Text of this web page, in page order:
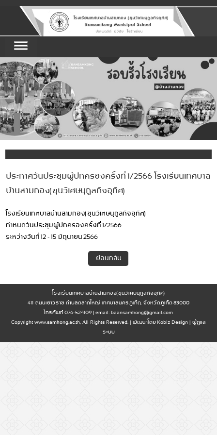
ประกาศวันประชุมผู้ปกครองครั้งที่ 1/2566 โรงเรียนเทศบาล
บ้านสามกอง(ขุนวิเศษนุกูลกิจอุทิศ)
โรงเรียนเทศบาลบ้านสามกอง(ขุนวิเศษนุกูลกิจอุทิศ)
กำหนดวันประชุมผู้ปกครองครั้งที่ 1/2566
ระหว่างวันที่ 12 - 15 มิถุนายน 2566
ย้อนกลับ
โรงเรียนเทศบาลบ้านสามกอง(ขุนวิเศษนุกูลกิจอุทิศ)
411 ถนนเยาวราช ตำบลตลาดใหญ่ เทศบาลนครภูเก็ต, จังหวัดภูเก็ต 83000
โทรศัพท์ 076-524109 | email:baansamkong@gmail.com
Copyright www.samkong.ac.th, All Rights Reserved. | พัฒนาโดยKobiz Design| ผู้ดูแล
ระบบ